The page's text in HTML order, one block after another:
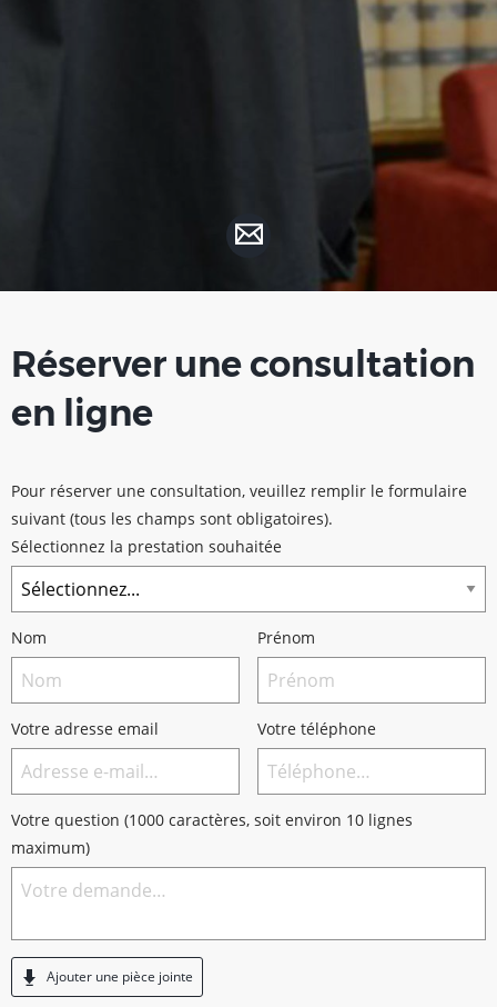
Réserver une consultation
en ligne
Pour réserver une consultation, veuillez remplir le formulaire
suivant (tous les champs sont obligatoires).
Sélectionnez la prestation souhaitée
Nom Prénom
Votre adresse email Votre téléphone
Votre question (1000 caractères, soit environ 10 lignes
maximum)
Ajouter une pièce jointe